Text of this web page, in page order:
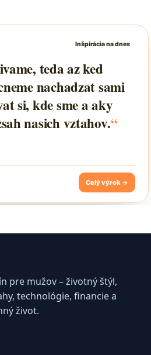
pre mužov – životný štýl,
technológie, financie a
život.